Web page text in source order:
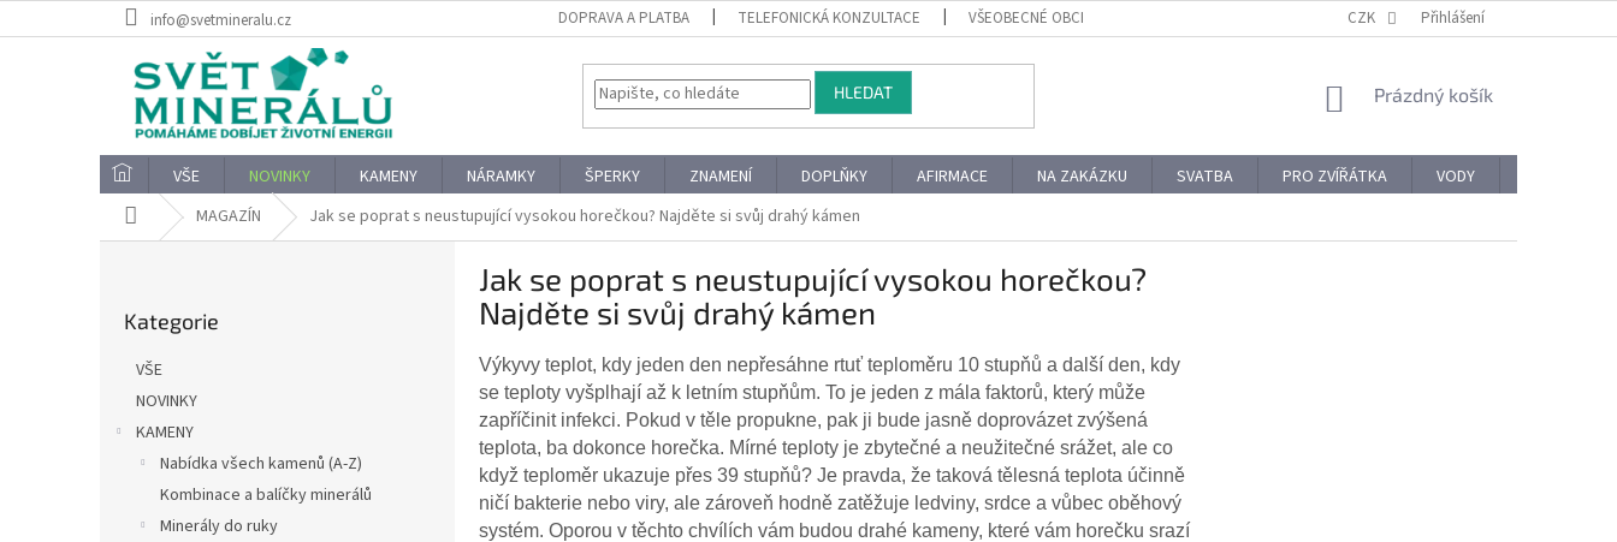
na
info@svetmineralu.cz DOPRAVA A PLATBA TELEFONICKÁ KONZULTACE VŠEOBECNÉ OBCHODNÍ PODMÍNKY REKLAMACE A VRÁCENÍ ZBOŽÍ
CZK Přihlášení
HLEDAT
NÁKUPNÍ
Prázdný košík
VŠE NOVINKY KAMENY NÁRAMKY ŠPERKY ZNAMENÍ DOPLŇKY AFIRMACE NA ZAKÁZKU SVATBA PRO ZVÍŘÁTKA VODY
Domů MAGAZÍN Jak se poprat s neustupující vysokou horečkou? Najděte si svůj drahý kámen
kategorie
Kategorie
VŠE
NOVINKY
KAMENY
Nabídka všech kamenů (A-Z)
Kombinace a balíčky minerálů
Minerály do ruky
Jak se poprat s neustupující vysokou horečkou?
Najděte si svůj drahý kámen
Výkyvy teplot, kdy jeden den nepřesáhne rtuť teploměru 10 stupňů a další den, kdy
se teploty vyšplhají až k letním stupňům. To je jeden z mála faktorů, který může
zapříčinit infekci. Pokud v těle propukne, pak ji bude jasně doprovázet zvýšená
teplota, ba dokonce horečka. Mírné teploty je zbytečné a neužitečné srážet, ale co
když teploměr ukazuje přes 39 stupňů? Je pravda, že taková tělesná teplota účinně
ničí bakterie nebo viry, ale zároveň hodně zatěžuje ledviny, srdce a vůbec oběhový
systém. Oporou v těchto chvílích vám budou drahé kameny, které vám horečku srazí